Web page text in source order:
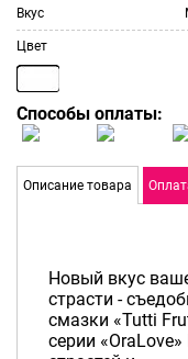
Вкус
Цвет
Способы оплаты:
Описание товара
Новый вкус
страсти -
смазки «Tutti
серии